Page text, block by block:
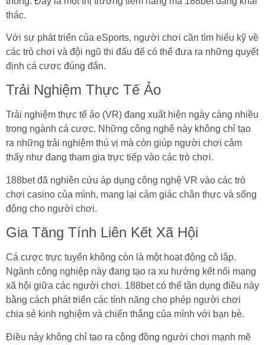
thác.
Với sự phát triển của eSports, người chơi cần tìm hiểu kỹ về
các trò chơi và đội ngũ thi đấu để có thể đưa ra những quyết
định cá cược đúng đắn.
Trải Nghiệm Thực Tế Ảo
Trải nghiệm thực tế ảo (VR) đang xuất hiện ngày càng nhiều
trong ngành cá cược. Những công nghệ này không chỉ tạo
ra những trải nghiệm thú vị mà còn giúp người chơi cảm
thấy như đang tham gia trực tiếp vào các trò chơi.
188bet đã nghiên cứu áp dụng công nghệ VR vào các trò
chơi casino của mình, mang lại cảm giác chân thực và sống
động cho người chơi.
Gia Tăng Tính Liên Kết Xã Hội
Cá cược trực tuyến không còn là một hoạt động cô lập.
Ngành công nghiệp này đang tạo ra xu hướng kết nối mạng
xã hội giữa các người chơi. 188bet có thể tận dụng điều này
bằng cách phát triển các tính năng cho phép người chơi
chia sẻ kinh nghiệm và chiến thắng của mình với bạn bè.
Điều này không chỉ tạo ra cộng đồng người chơi mạnh mẽ